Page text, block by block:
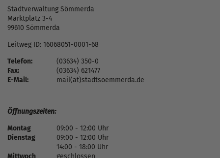
Stadtverwaltung Sömmerda
Marktplatz 3-4
99610 Sömmerda
Leitweg ID: 16068051-0001-68
Telefon:
(03634) 350-0
Fax:
(03634) 621477
E-Mail:
mail(at)stadtsoemmerda.de
Öffnungszeiten:
Montag
09:00 - 12:00 Uhr
Dienstag
09:00 - 12:00 Uhr
14:00 - 18:00 Uhr